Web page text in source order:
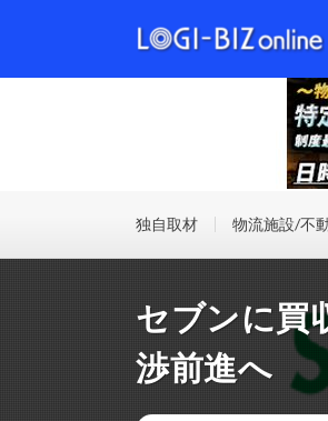
独自取材 物流施設/不
セブンに買
渉前進へ